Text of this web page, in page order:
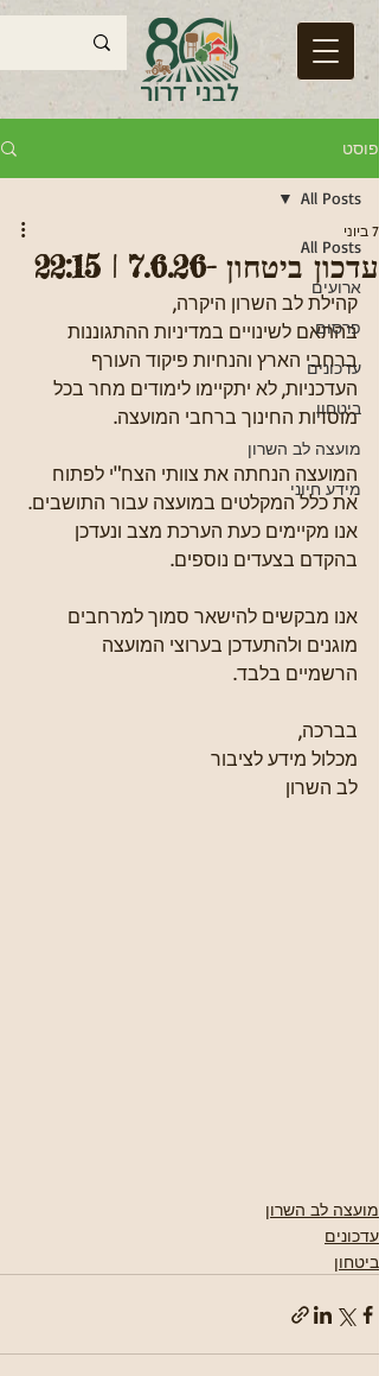
פוסט
All Posts
ארועים
פרסום
עדכונים
ביטחון
מועצה לב השרון
מידע חיוני
All Posts
עדכון ביטחון -7.6.26 | 22:15
7 ביוני
קהילת לב השרון היקרה,
בהתאם לשינויים במדיניות ההתגוננות
ברחבי הארץ והנחיות פיקוד העורף
העדכניות, לא יתקיימו לימודים מחר בכל
מוסדות החינוך ברחבי המועצה.
המועצה הנחתה את צוותי הצח"י לפתוח
את כלל המקלטים במועצה עבור התושבים.
אנו מקיימים כעת הערכת מצב ונעדכן
בהקדם בצעדים נוספים.
אנו מבקשים להישאר סמוך למרחבים
מוגנים ולהתעדכן בערוצי המועצה
הרשמיים בלבד.
בברכה,
מכלול מידע לציבור
לב השרון
מועצה לב השרון
עדכונים
ביטחון